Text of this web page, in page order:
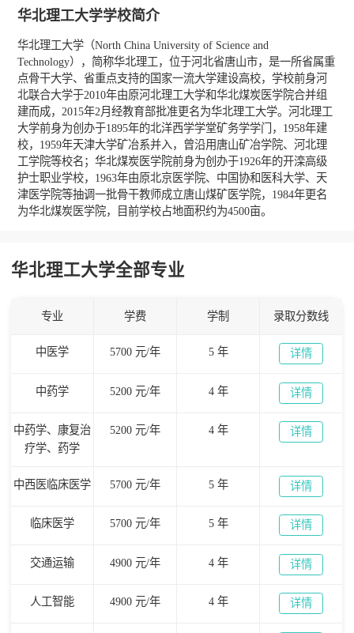
什么？食品营养与检验教育主要研究食品科?
华北理工大学学校简介
华北理工大学（North China University of Science and
Technology），简称华北理工，位于河北省唐山市，是一所省属重
点骨干大学、省重点支持的国家一流大学建设高校，学校前身河
北联合大学于2010年由原河北理工大学和华北煤炭医学院合并组
建而成，2015年2月经教育部批准更名为华北理工大学。河北理工
大学前身为创办于1895年的北洋西学学堂矿务学学门，1958年建
校，1959年天津大学矿冶系并入，曾沿用唐山矿冶学院、河北理
工学院等校名；华北煤炭医学院前身为创办于1926年的开滦高级
护士职业学校，1963年由原北京医学院、中国协和医科大学、天
津医学院等抽调一批骨干教师成立唐山煤矿医学院，1984年更名
为华北煤炭医学院，目前学校占地面积约为4500亩。
华北理工大学全部专业
专业 学费 学制 录取分数线
中医学 5700 元/年 5 年 详情
中药学 5200 元/年 4 年 详情
中药学、康复治
疗学、药学
5200 元/年 4 年 详情
中西医临床医学 5700 元/年 5 年 详情
临床医学 5700 元/年 5 年 详情
交通运输 4900 元/年 4 年 详情
人工智能 4900 元/年 4 年 详情